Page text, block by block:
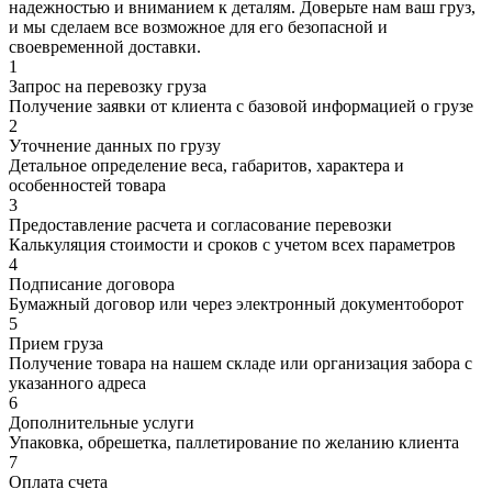
надежностью и вниманием к деталям. Доверьте нам ваш груз,
и мы сделаем все возможное для его безопасной и
своевременной доставки.
1
Запрос на перевозку груза
Получение заявки от клиента с базовой информацией о грузе
2
Уточнение данных по грузу
Детальное определение веса, габаритов, характера и
особенностей товара
3
Предоставление расчета и согласование перевозки
Калькуляция стоимости и сроков с учетом всех параметров
4
Подписание договора
Бумажный договор или через электронный документоборот
5
Прием груза
Получение товара на нашем складе или организация забора с
указанного адреса
6
Дополнительные услуги
Упаковка, обрешетка, паллетирование по желанию клиента
7
Оплата счета